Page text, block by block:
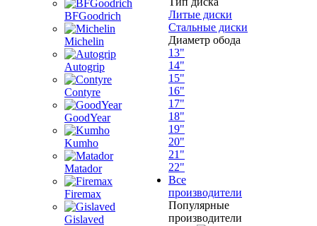
BFGoodrich
Michelin
Autogrip
Contyre
GoodYear
Kumho
Matador
Firemax
Gislaved
Литые диски
Стальные диски
Диаметр обода
13"
14"
15"
16"
17"
18"
19"
20"
21"
22"
Все
производители
Популярные
производители